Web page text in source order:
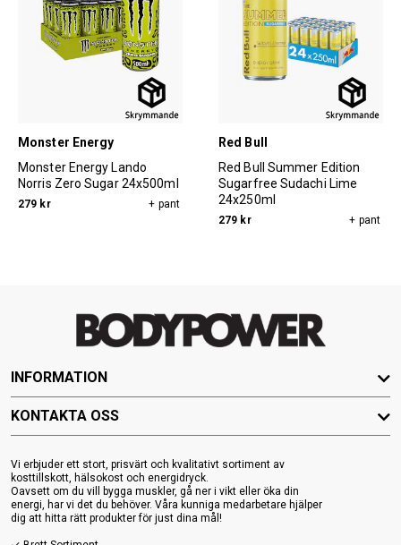
Monster Energy
Monster Energy Lando
Norris Zero Sugar 24x500ml
279 kr + pant
Red Bull
Red Bull Summer Edition
Sugarfree Sudachi Lime
24x250ml
279 kr + pant
Vi erbjuder ett stort, prisvärt och kvalitativt sortiment av
kosttillskott, hälsokost och energidryck.
Oavsett om du vill bygga muskler, gå ner i vikt eller öka din
energi, har vi det du behöver. Våra kunniga medarbetare hjälper
dig att hitta rätt produkter för just dina mål!
INFORMATION
KONTAKTA OSS